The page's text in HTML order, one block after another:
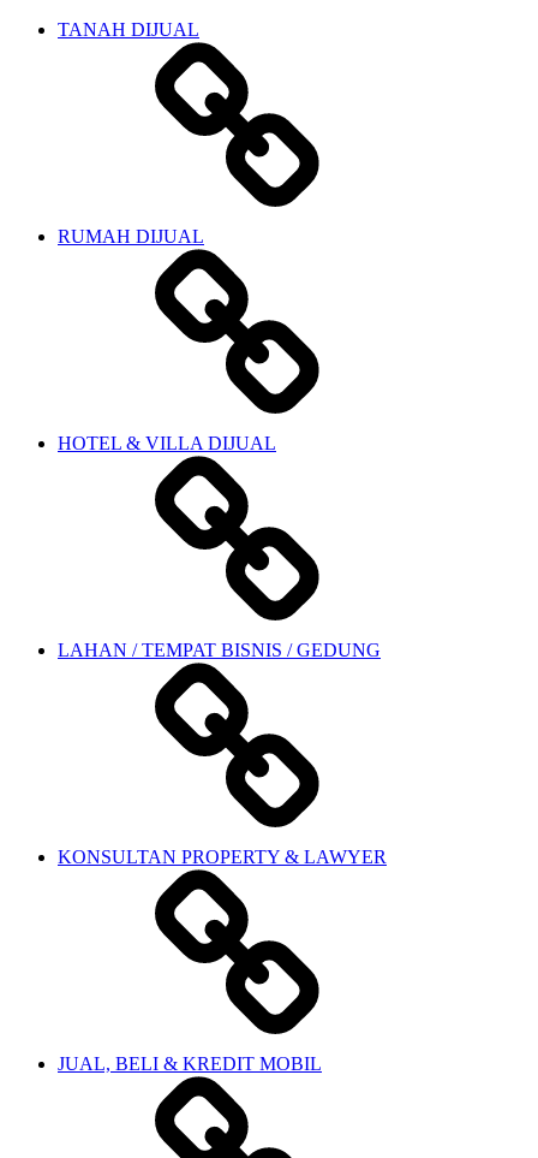
TANAH DIJUAL
RUMAH DIJUAL
HOTEL & VILLA DIJUAL
LAHAN / TEMPAT BISNIS / GEDUNG
KONSULTAN PROPERTY & LAWYER
JUAL, BELI & KREDIT MOBIL